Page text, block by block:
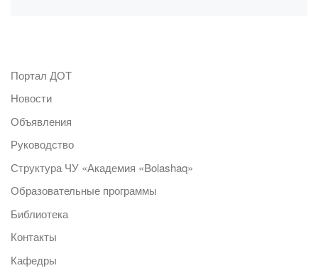
Портал ДОТ
Новости
Объявления
Руководство
Структура ЧУ «Академия «Bolashaq»
Образовательные программы
Библиотека
Контакты
Кафедры